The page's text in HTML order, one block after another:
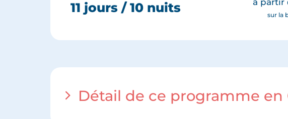
11 jours / 10 nuits à partir
sur la
Détail de ce programme en